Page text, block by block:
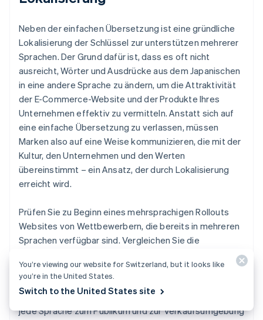
Neben der einfachen Übersetzung ist eine gründliche
Lokalisierung der Schlüssel zur unterstützen mehrerer
Sprachen. Der Grund dafür ist, dass es oft nicht
ausreicht, Wörter und Ausdrücke aus dem Japanischen
in eine andere Sprache zu ändern, um die Attraktivität
der E-Commerce-Website und der Produkte Ihres
Unternehmen effektiv zu vermitteln. Anstatt sich auf
eine einfache Übersetzung zu verlassen, müssen
Marken also auf eine Weise kommunizieren, die mit der
Kultur, den Unternehmen und den Werten
übereinstimmt – ein Ansatz, der durch Lokalisierung
erreicht wird.
Prüfen Sie zu Beginn eines mehrsprachigen Rollouts
Websites von Wettbewerbern, die bereits in mehreren
Sprachen verfügbar sind. Vergleichen Sie die
japanischen Seiten. Dazu zählen auch die dort
verwendeten Formulierungen und Ausdrücke. Auf diese
Weise können Sie Ihre Seiten so gestalten, dass sie für
jede Sprache zum Publikum und zur Verkaufsumgebung
You’re viewing our website for Switzerland, but it looks like
you’re in the United States.
Switch to the United States site